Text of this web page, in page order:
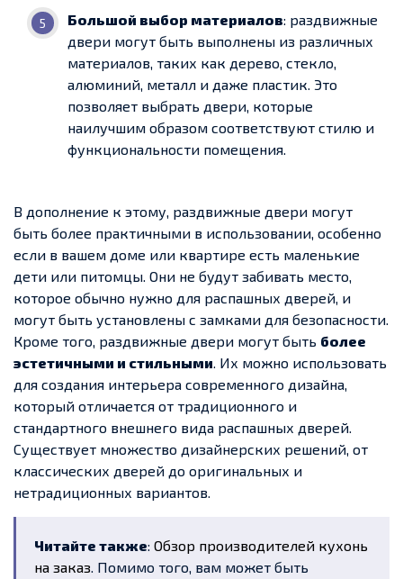
Большой выбор материалов: раздвижные
двери могут быть выполнены из различных
материалов, таких как дерево, стекло,
алюминий, металл и даже пластик. Это
позволяет выбрать двери, которые
наилучшим образом соответствуют стилю и
функциональности помещения.
В дополнение к этому, раздвижные двери могут
быть более практичными в использовании, особенно
если в вашем доме или квартире есть маленькие
дети или питомцы. Они не будут забивать место,
которое обычно нужно для распашных дверей, и
могут быть установлены с замками для безопасности.
Кроме того, раздвижные двери могут быть более
эстетичными и стильными. Их можно использовать
для создания интерьера современного дизайна,
который отличается от традиционного и
стандартного внешнего вида распашных дверей.
Существует множество дизайнерских решений, от
классических дверей до оригинальных и
нетрадиционных вариантов.
Читайте также: Обзор производителей кухонь
на заказ. Помимо того, вам может быть